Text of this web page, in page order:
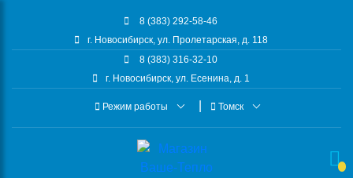
8 (383) 292-58-46
г. Новосибирск, ул. Пролетарская, д. 118
8 (383) 316-32-10
г. Новосибирск, ул. Есенина, д. 1
Режим работы Томск